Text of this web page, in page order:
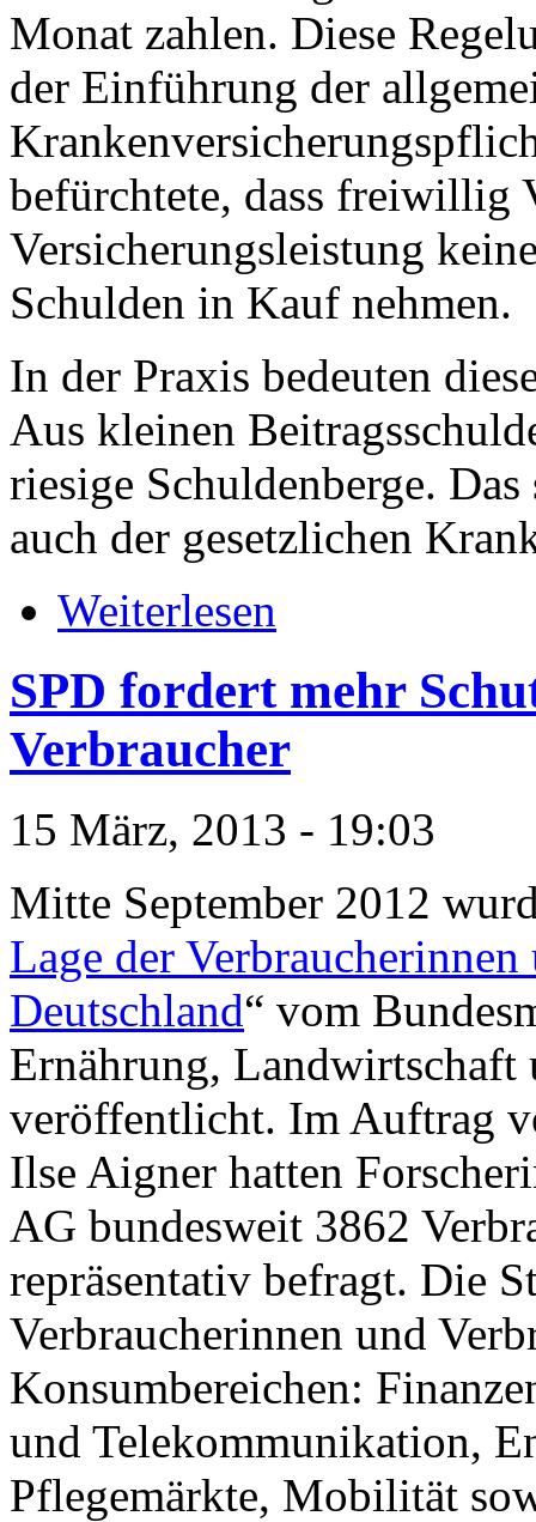
Monat zahlen. Diese
der Einführung der
befürchtete, dass freiwillig
Versicherungsleistung
Schulden in Kauf nehmen.
In der Praxis bedeuten
Aus kleinen
riesige Schuldenberge.
auch der gesetzlichen
Weiterlesen
SPD fordert mehr
Verbraucher
15 März, 2013 - 19:03
Mitte September 2012
Lage der
Deutschland“ vom
Ernährung,
veröffentlicht. Im Auftrag
Ilse Aigner hatten
AG bundesweit 3862
repräsentativ befragt. Die
Verbraucherinnen und
Konsumbereichen:
und Telekommunikation,
Pflegemärkte, Mobilität